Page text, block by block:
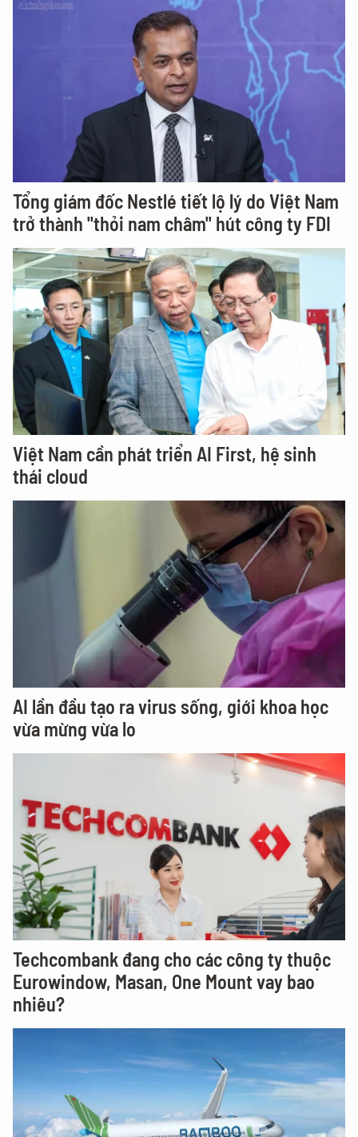
Tổng giám đốc Nestlé tiết lộ lý do Việt Nam
trở thành "thỏi nam châm" hút công ty FDI
Việt Nam cần phát triển AI First, hệ sinh
thái cloud
AI lần đầu tạo ra virus sống, giới khoa học
vừa mừng vừa lo
Techcombank đang cho các công ty thuộc
Eurowindow, Masan, One Mount vay bao
nhiêu?